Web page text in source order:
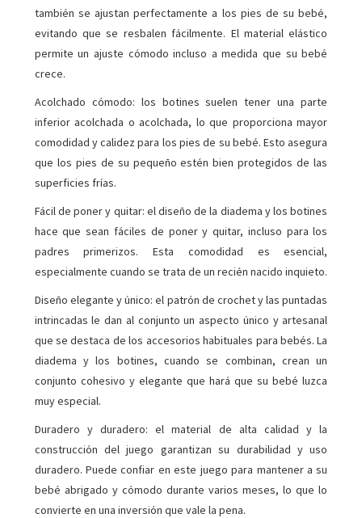
también se ajustan perfectamente a los pies de su bebé,
evitando que se resbalen fácilmente. El material elástico
permite un ajuste cómodo incluso a medida que su bebé
crece.
Acolchado cómodo: los botines suelen tener una parte
inferior acolchada o acolchada, lo que proporciona mayor
comodidad y calidez para los pies de su bebé. Esto asegura
que los pies de su pequeño estén bien protegidos de las
superficies frías.
Fácil de poner y quitar: el diseño de la diadema y los botines
hace que sean fáciles de poner y quitar, incluso para los
padres primerizos. Esta comodidad es esencial,
especialmente cuando se trata de un recién nacido inquieto.
Diseño elegante y único: el patrón de crochet y las puntadas
intrincadas le dan al conjunto un aspecto único y artesanal
que se destaca de los accesorios habituales para bebés. La
diadema y los botines, cuando se combinan, crean un
conjunto cohesivo y elegante que hará que su bebé luzca
muy especial.
Duradero y duradero: el material de alta calidad y la
construcción del juego garantizan su durabilidad y uso
duradero. Puede confiar en este juego para mantener a su
bebé abrigado y cómodo durante varios meses, lo que lo
convierte en una inversión que vale la pena.